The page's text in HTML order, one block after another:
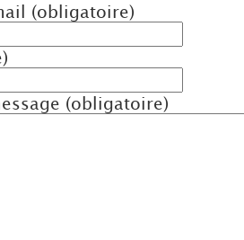
(obligatoire)
(obligatoire)